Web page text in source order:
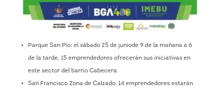
Parque San Pío: el sábado 25 de juniode 9 de la mañana a 6
de la tarde, 15 emprendedores ofrecerán sus iniciativas en
este sector del barrio Cabecera.
San Francisco Zona de Calzado: 14 emprendedores estarán